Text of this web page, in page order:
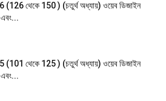
থেকে 150 ) (চতুর্থ অধ্যায়) ওয়েব ডিজাইন
এবং...
থেকে 125 ) (চতুর্থ অধ্যায়) ওয়েব ডিজাইন
এবং...